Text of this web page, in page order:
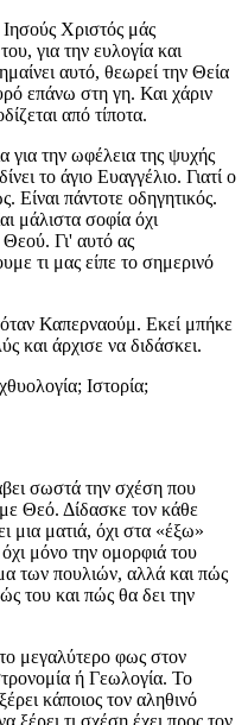
Χριστός μάς
για την ευλογία και
αυτό, θεωρεί την Θεία
επάνω στη γη. Και χάριν
από τίποτα.
για την ωφέλεια της ψυχής
το άγιο Ευαγγέλιο. Γιατί ο
Είναι πάντοτε οδηγητικός.
μάλιστα σοφία όχι
Γι' αυτό ας
τι μας είπε το σημερινό
Καπερναούμ. Εκεί μπήκε
και άρχισε να διδάσκει.
Ιστορία;
σωστά την σχέση που
με Θεό. Δίδασκε τον κάθε
μια ματιά, όχι στα «έξω»
μόνο την ομορφιά του
των πουλιών, αλλά και πώς
του και πώς θα δει την
μεγαλύτερο φως στον
ή Γεωλογία. Το
κάποιος τον αληθινό
ξέρει τι σχέση έχει προς τον